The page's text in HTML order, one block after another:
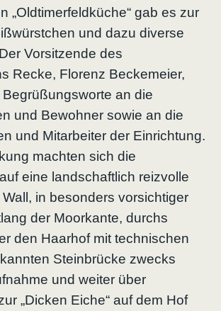
„Oldtimerfeldküche“ gab es zur
und dazu diverse
Vorsitzende des
Recke, Florenz Beckemeier,
an die
und Bewohner sowie an die
und Mitarbeiter der Einrichtung.
machten sich die
eine landschaftlich reizvolle
in besonders vorsichtiger
der Moorkante, durchs
den Haarhof mit technischen
Steinbrücke zwecks
und weiter über
„Dicken Eiche“ auf dem Hof